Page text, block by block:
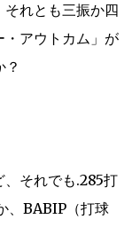
それとも三振か四
アウトカム」が
、それでも.285打
、BABIP（打球